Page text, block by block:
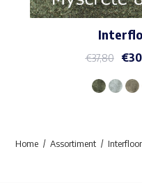
€37,80 €
Home Assortiment